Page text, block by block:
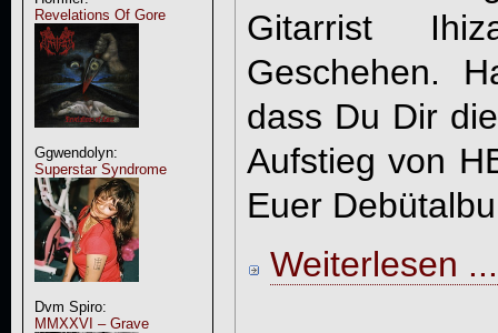
Revelations Of Gore
Ggwendolyn:
Superstar Syndrome
Dvm Spiro:
MMXXVI – Grave
Gitarrist
Geschehen.
dass Du Dir
Aufstieg von
Euer
Weiterlesen ...